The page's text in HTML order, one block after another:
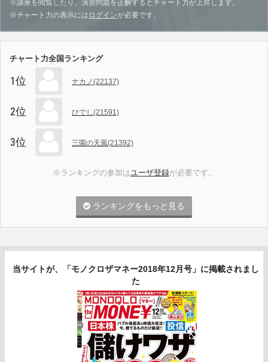
※講座を閲覧したり、演習問題を正解するとチャート力が上昇します。
※チャート力の表示には ログインが必要です。
チャート力全国ランキング
1位 ナカノ(22137)
2位 ひでし(21591)
3位 三園の天風(21392)
※ランキングの参加はユーザ登録が必要です。
ランキングをもっと見る
当サイトが、「モノクロザマネー2018年12月号」に掲載されまし
た